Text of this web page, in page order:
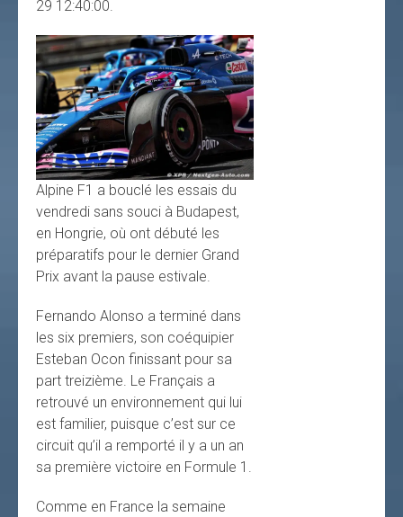
29 12:40:00.
Alpine F1 a bouclé les essais du
vendredi sans souci à Budapest,
en Hongrie, où ont débuté les
préparatifs pour le dernier Grand
Prix avant la pause estivale.
Fernando Alonso a terminé dans
les six premiers, son coéquipier
Esteban Ocon finissant pour sa
part treizième. Le Français a
retrouvé un environnement qui lui
est familier, puisque c’est sur ce
circuit qu’il a remporté il y a un an
sa première victoire en Formule 1.
Comme en France la semaine